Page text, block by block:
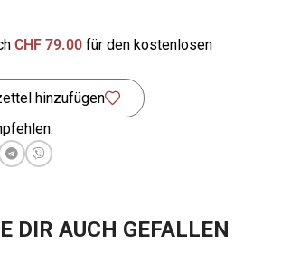
CHF 79.00 für den kostenlosen
hinzufügen
DIR AUCH GEFALLEN